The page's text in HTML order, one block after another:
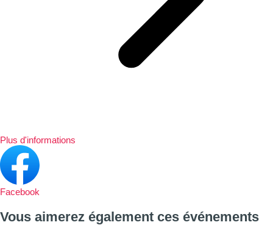
Plus d'informations
Facebook
Vous aimerez également ces événements